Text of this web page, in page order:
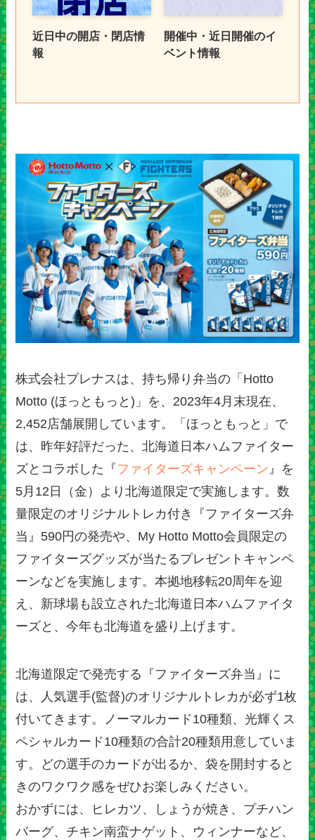
近日中の開店・閉店情
報
開催中・近日開催のイ
ベント情報
株式会社プレナスは、持ち帰り弁当の「Hotto
Motto (ほっともっと)」を、2023年4月末現在、
2,452店舗展開しています。「ほっともっと」で
は、昨年好評だった、北海道日本ハムファイター
ズとコラボした『 ファイターズキャンペーン』を
5月12日（金）より北海道限定で実施します。数
量限定のオリジナルトレカ付き『ファイターズ弁
当』590円の発売や、My Hotto Motto会員限定の
ファイターズグッズが当たるプレゼントキャンペ
ーンなどを実施します。本拠地移転20周年を迎
え、新球場も設立された北海道日本ハムファイタ
ーズと、今年も北海道を盛り上げます。
北海道限定で発売する『ファイターズ弁当』に
は、人気選手(監督)のオリジナルトレカが必ず1枚
付いてきます。ノーマルカード10種類、光輝くス
ペシャルカード10種類の合計20種類用意していま
す。どの選手のカードが出るか、袋を開封すると
きのワクワク感をぜひお楽しみください。
おかずには、ヒレカツ、しょうが焼き、プチハン
バーグ、チキン南蛮ナゲット、ウィンナーなど、